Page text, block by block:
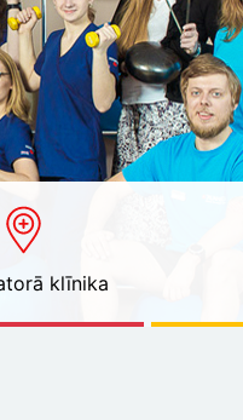
klīnika